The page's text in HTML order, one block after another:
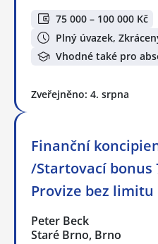
75 000 – 100 000 Kč
Plný úvazek,
Vhodné také pro
Zveřejněno: 4. srpna
Finanční
/Startovací bonus
Provize bez
Peter Beck
Staré Brno, Brno